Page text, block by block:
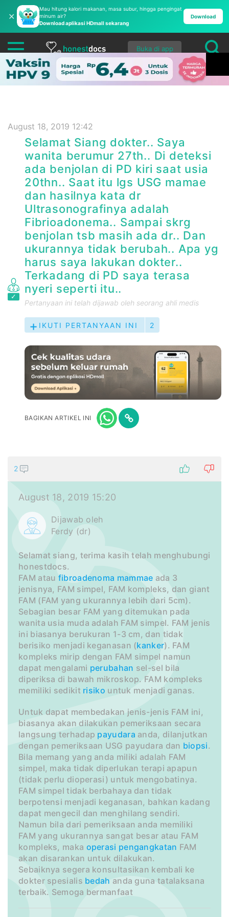
✕
Mau hitung kalori makanan, masa subur, hingga pengingat
minum air?
Download aplikasi HDmall sekarang
Download
Buka di app
August 18, 2019 12:42
Selamat Siang dokter.. Saya
wanita berumur 27th.. Di deteksi
ada benjolan di PD kiri saat usia
20thn.. Saat itu lgs USG mamae
dan hasilnya kata dr
Ultrasonografinya adalah
Fibrioadonema.. Sampai skrg
benjolan tsb masih ada dr.. Dan
ukurannya tidak berubah.. Apa yg
harus saya lakukan dokter..
Terkadang di PD saya terasa
nyeri seperti itu..
Pertanyaan ini telah dijawab oleh seorang ahli medis
IKUTI PERTANYAAN INI 2
BAGIKAN ARTIKEL INI
2
August 18, 2019 15:20
Dijawab oleh
Ferdy (dr)
Selamat siang, terima kasih telah menghubungi
honestdocs.
FAM atau fibroadenoma mammae ada 3
jenisnya, FAM simpel, FAM kompleks, dan giant
FAM (FAM yang ukurannya lebih dari 5cm).
Sebagian besar FAM yang ditemukan pada
wanita usia muda adalah FAM simpel. FAM jenis
ini biasanya berukuran 1-3 cm, dan tidak
berisiko menjadi keganasan (kanker). FAM
kompleks mirip dengan FAM simpel namun
dapat mengalami perubahan sel-sel bila
diperiksa di bawah mikroskop. FAM kompleks
memiliki sedikit risiko untuk menjadi ganas.
Untuk dapat membedakan jenis-jenis FAM ini,
biasanya akan dilakukan pemeriksaan secara
langsung terhadap payudara anda, dilanjutkan
dengan pemeriksaan USG payudara dan biopsi.
Bila memang yang anda miliki adalah FAM
simpel, maka tidak diperlukan terapi apapun
(tidak perlu dioperasi) untuk mengobatinya.
FAM simpel tidak berbahaya dan tidak
berpotensi menjadi keganasan, bahkan kadang
dapat mengecil dan menghilang sendiri.
Namun bila dari pemeriksaan anda memiliki
FAM yang ukurannya sangat besar atau FAM
kompleks, maka operasi pengangkatan FAM
akan disarankan untuk dilakukan.
Sebaiknya segera konsultasikan kembali ke
dokter spesialis bedah anda guna tatalaksana
terbaik. Semoga bermanfaat